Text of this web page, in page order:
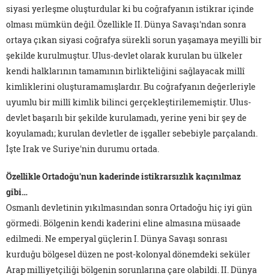
siyasi yerleşme oluşturdular ki bu coğrafyanın istikrar içinde
olması mümkün değil. Özellikle II. Dünya Savaşı'ndan sonra
ortaya çıkan siyasi coğrafya sürekli sorun yaşamaya meyilli bir
şekilde kurulmuştur. Ulus-devlet olarak kurulan bu ülkeler
kendi halklarının tamamının birlikteliğini sağlayacak millî
kimliklerini oluşturamamışlardır. Bu coğrafyanın değerleriyle
uyumlu bir millî kimlik bilinci gerçekleştirilememiştir. Ulus-
devlet başarılı bir şekilde kurulamadı, yerine yeni bir şey de
koyulamadı; kurulan devletler de işgaller sebebiyle parçalandı.
İşte Irak ve Suriye'nin durumu ortada.
Özellikle Ortadoğu'nun kaderinde istikrarsızlık kaçınılmaz
gibi…
Osmanlı devletinin yıkılmasından sonra Ortadoğu hiç iyi gün
görmedi. Bölgenin kendi kaderini eline almasına müsaade
edilmedi. Ne emperyal güçlerin I. Dünya Savaşı sonrası
kurduğu bölgesel düzen ne post-kolonyal dönemdeki seküler
Arap milliyetçiliği bölgenin sorunlarına çare olabildi. II. Dünya